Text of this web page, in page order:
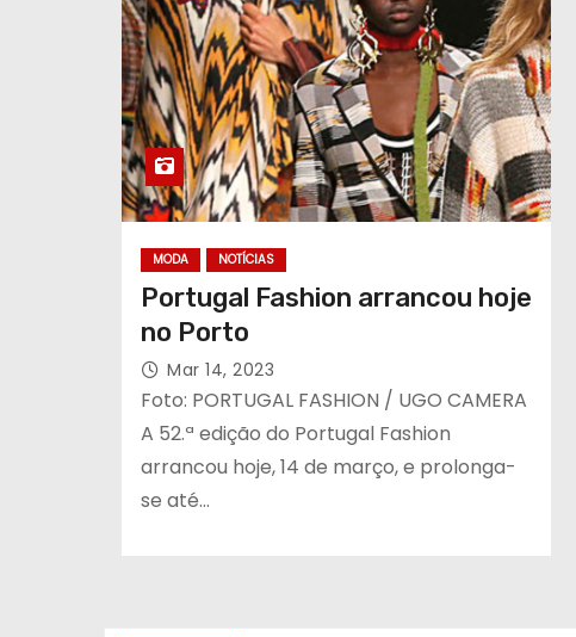
MODA NOTÍCIAS
Portugal Fashion arrancou hoje
no Porto
Mar 14, 2023
Foto: PORTUGAL FASHION / UGO CAMERA
A 52.ª edição do Portugal Fashion
arrancou hoje, 14 de março, e prolonga-
se até…